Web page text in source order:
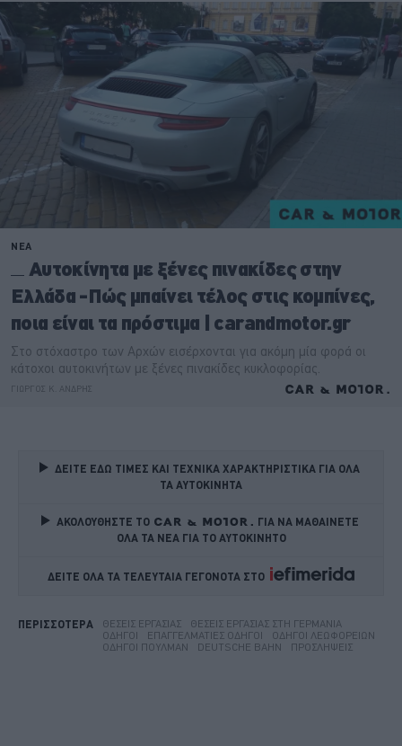
ΔΕΙΤΕ ΕΔΩ ΤΙΜΕΣ ΚΑΙ ΤΕΧΝΙΚΑ ΧΑΡΑΚΤΗΡΙΣΤΙΚΑ ΓΙΑ ΟΛΑ
ΤΑ ΑΥΤΟΚΙΝΗΤΑ
ΑΚΟΛΟΥΘΗΣΤΕ ΤΟ
ΓΙΑ ΝΑ ΜΑΘΑΙΝΕΤΕ
ΟΛΑ ΤΑ ΝΕΑ ΓΙΑ ΤΟ ΑΥΤΟΚΙΝΗΤΟ
ΔΕΙΤΕ ΟΛΑ ΤΑ ΤΕΛΕΥΤΑΙΑ ΓΕΓΟΝΟΤΑ ΣΤΟ
ΠΕΡΙΣΣΟΤΕΡΑ ΘΈΣΕΙΣ ΕΡΓΑΣΊΑΣ
ΘΈΣΕΙΣ ΕΡΓΑΣΊΑΣ ΣΤΗ ΓΕΡΜΑΝΊΑ
ΟΔΗΓΟΊ
ΕΠΑΓΓΕΛΜΑΤΊΕΣ ΟΔΗΓΟΊ
ΟΔΗΓΟΊ ΛΕΩΦΟΡΕΊΩΝ
ΟΔΗΓΟΊ ΠΟΎΛΜΑΝ
DEUTSCHE BAHN ΠΡΟΣΛΉΨΕΙΣ